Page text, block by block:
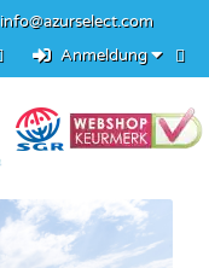
info@azurselect.com
Anmeldung